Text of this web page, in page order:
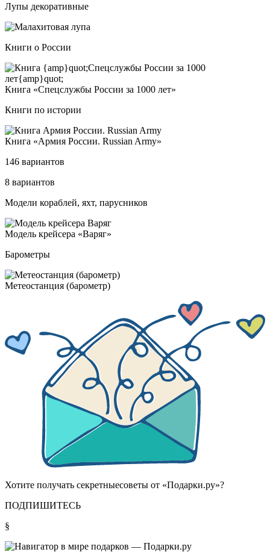
Лупы декоративные
Книги о России
Кни­га «Спец­служ­бы Рос­сии за 1000 лет»
Книги по истории
Кни­га «Армия Рос­сии. Rus­si­an Army»
146 вариантов
8 вариантов
Модели кораблей, яхт, парусников
Модель крей­се­ра «Варяг»
Барометры
Мете­ос­тан­ция (ба­ро­метр)
Хотите получать секретныесоветы от «Подарки.ру»?
ПОДПИШИТЕСЬ
§